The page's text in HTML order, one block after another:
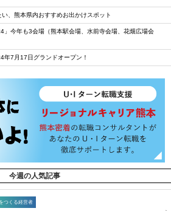
い、熊本県内おすすめお出かけスポット
」今年も3会場（熊本駅会場、水前寺会場、花畑広場会
年7月17日グランドオープン！
今週の人気記事
つくる経営者